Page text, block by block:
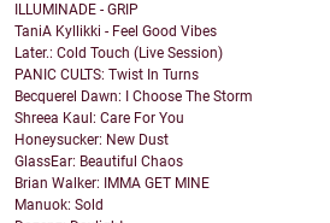
ILLUMINADE - GRIP
TaniA Kyllikki - Feel Good Vibes
Later.: Cold Touch (Live Session)
PANIC CULTS: Twist In Turns
Becquerel Dawn: I Choose The Storm
Shreea Kaul: Care For You
Honeysucker: New Dust
GlassEar: Beautiful Chaos
Brian Walker: IMMA GET MINE
Manuok: Sold